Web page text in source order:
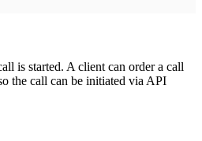
is started. A client can order a call
the call can be initiated via API